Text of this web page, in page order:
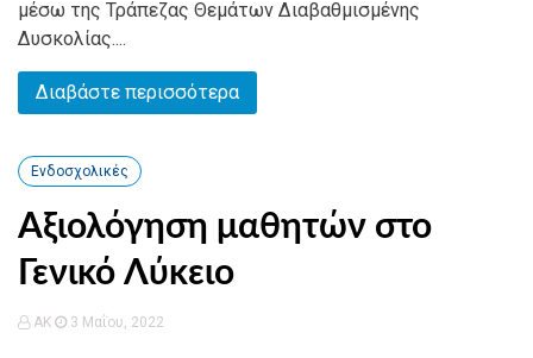
μέσω της Τράπεζας Θεμάτων Διαβαθμισμένης
Δυσκολίας....
Διαβάστε περισσότερα
Ενδοσχολικές
Αξιολόγηση μαθητών στο
Γενικό Λύκειο
AK 3 Μαΐου, 2022